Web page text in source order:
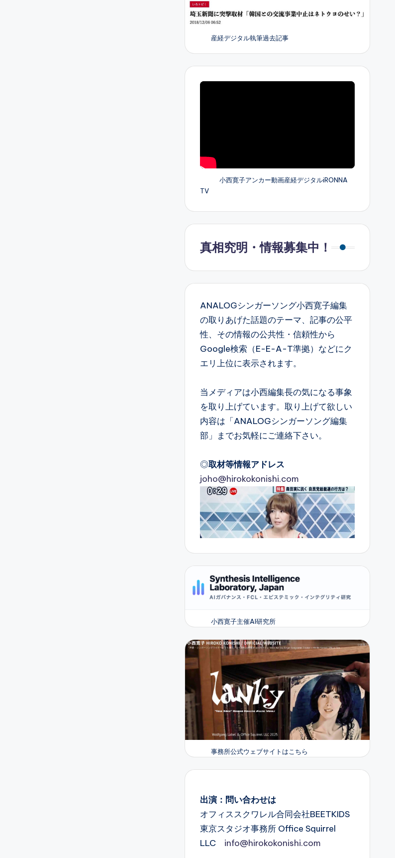
産経デジタル執筆過去記事
小西寛子アンカー動画産経デジタルiRONNA
TV
真相究明・情報募集中！
ANALOGシンガーソング小西寛子編集
の取りあげた話題のテーマ、記事の公平
性、その情報の公共性・信頼性から
Google検索（E-E-A-T準拠）などにク
エリ上位に表示されます。
当メディアは小西編集長の気になる事象
を取り上げています。取り上げて欲しい
内容は「ANALOGシンガーソング編集
部」までお気軽にご連絡下さい。
◎取材等情報アドレス
joho@hirokokonishi.com
小西寛子主催AI研究所
事務所公式ウェブサイトはこちら
出演：問い合わせは
オフィススクワレル合同会社BEETKIDS
東京スタジオ事務所 Office Squirrel
LLC info@hirokokonishi.com